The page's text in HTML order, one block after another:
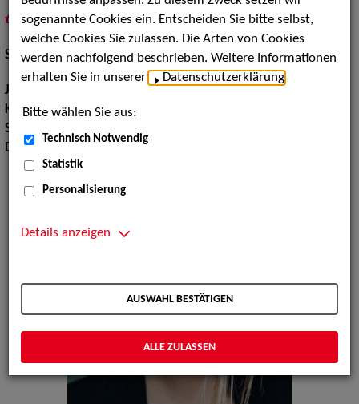
als PDF speichern
inMeine Merklistelegen
Schauspiel:Bühne, Film und TV
Jahrgang:
Körpergröße:172 cm
Sprachen:
Dialekte:
Berlinerisch, Sächsisch
sogenannte Cookies ein. Entscheiden Sie bitte selbst,
welche Cookies Sie zulassen. Die Arten von Cookies
werden nachfolgend beschrieben. Weitere Informationen
erhalten Sie in unserer
Datenschutzerklärung
Bitte wählen Sie aus:
Technisch Notwendig
Statistik
Personalisierung
Details anzeigen
AUSWAHL BESTÄTIGEN
ALLE ZULASSEN